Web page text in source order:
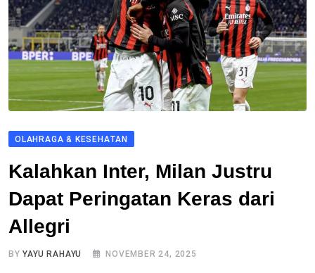
OLAHRAGA & KESEHATAN
Kalahkan Inter, Milan Justru
Dapat Peringatan Keras dari
Allegri
BYYAYU RAHAYU NOVEMBER 24, 2025